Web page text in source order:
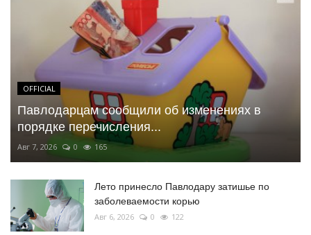
OFFICIAL
Павлодарцам сообщили об изменениях в
порядке перечисления...
Авг 7, 2026 0 165
Лето принесло Павлодару затишье по
заболеваемости корью
Авг 6, 2026 0 122